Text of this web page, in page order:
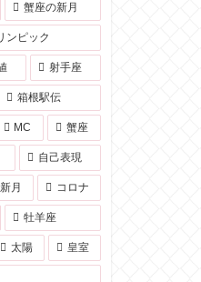
蟹座の新月
ンピック
射手座
箱根駅伝
MC 蟹座
自己表現
月 コロナ
牡羊座
太陽 皇室